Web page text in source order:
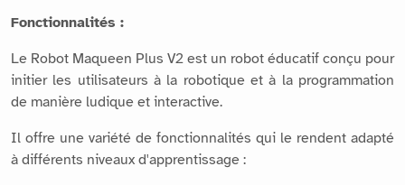
Fonctionnalités :
Le Robot Maqueen Plus V2 est un robot éducatif conçu pour
initier les utilisateurs à la robotique et à la programmation
de manière ludique et interactive.
Il offre une variété de fonctionnalités qui le rendent adapté
à différents niveaux d'apprentissage :